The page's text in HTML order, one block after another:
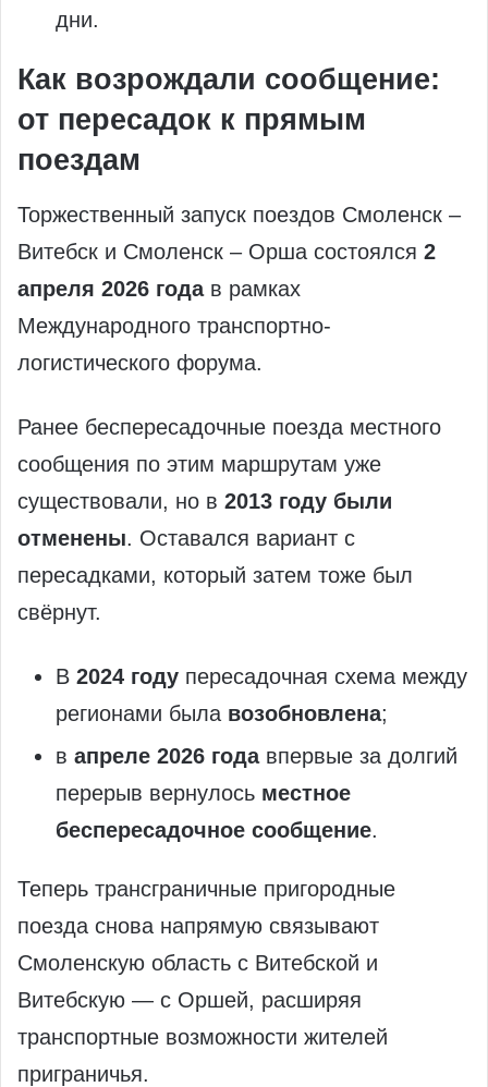
дни.
Как возрождали сообщение:
от пересадок к прямым
поездам
Торжественный запуск поездов Смоленск –
Витебск и Смоленск – Орша состоялся 2
апреля 2026 годав рамках
Международного транспортно-
логистического форума.
Ранее беспересадочные поезда местного
сообщения по этим маршрутам уже
существовали, но в 2013 году были
отменены. Оставался вариант с
пересадками, который затем тоже был
свёрнут.
В 2024 году пересадочная схема между
регионами была возобновлена;
в апреле 2026 годавпервые за долгий
перерыв вернулось местное
беспересадочное сообщение.
Теперь трансграничные пригородные
поезда снова напрямую связывают
Смоленскую область с Витебской и
Витебскую — с Оршей, расширяя
транспортные возможности жителей
приграничья.